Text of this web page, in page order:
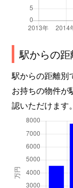
駅からの
駅からの距離別
お持ちの物件が
認いただけます。